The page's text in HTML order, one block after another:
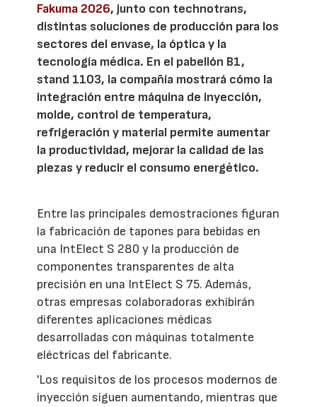
Fakuma 2026, junto con technotrans,
distintas soluciones de producción para los
sectores del envase, la óptica y la
tecnología médica. En el pabellón B1,
stand 1103, la compañía mostrará cómo la
integración entre máquina de inyección,
molde, control de temperatura,
refrigeración y material permite aumentar
la productividad, mejorar la calidad de las
piezas y reducir el consumo energético.
Entre las principales demostraciones figuran
la fabricación de tapones para bebidas en
una IntElect S 280 y la producción de
componentes transparentes de alta
precisión en una IntElect S 75. Además,
otras empresas colaboradoras exhibirán
diferentes aplicaciones médicas
desarrolladas con máquinas totalmente
eléctricas del fabricante.
'Los requisitos de los procesos modernos de
inyección siguen aumentando, mientras que